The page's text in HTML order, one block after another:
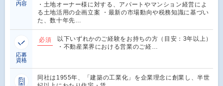
内容
・土地オーナー様に対する、アパートやマンション経営によ
る土地活用の企画立案 ・最新の市場動向や税務知識に基づい
た、数十年先…
応募
資格
必須
以下いずれかのご経験をお持ちの方（目安：3年以上）
・不動産業界における営業のご経…
同社は1955年、「建築の工業化」を企業理念に創業し、半世